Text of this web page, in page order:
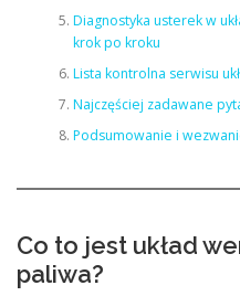
Diagnostyka usterek w
krok po kroku
Lista kontrolna serwisu
Najczęściej zadawane
Podsumowanie i
Co to jest układ
paliwa?